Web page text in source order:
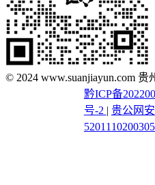
© 2024 www.suanjiayun.com
黔ICP备
号-2 | 贵公网